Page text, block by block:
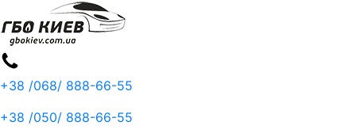
+38 /068/ 888-66-55
+38 /050/ 888-66-55